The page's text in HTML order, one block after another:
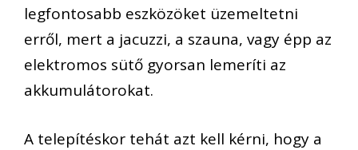
legfontosabb eszközöket üzemeltetni
erről, mert a jacuzzi, a szauna, vagy épp az
elektromos sütő gyorsan lemeríti az
akkumulátorokat.
A telepítéskor tehát azt kell kérni, hogy a